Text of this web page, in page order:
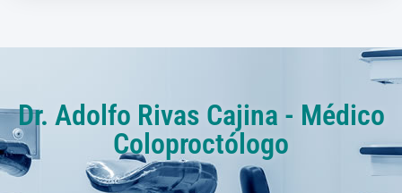
Dr. Adolfo Rivas Cajina - Médico
Coloproctólogo